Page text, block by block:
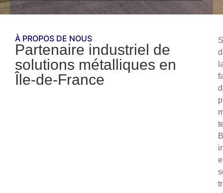
À PROPOS DE NOUS
Partenaire industriel de
solutions métalliques en
Île-de-France